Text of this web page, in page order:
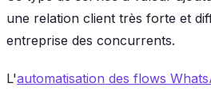
une relation client très forte et
entreprise des concurrents.
L'automatisation des flows